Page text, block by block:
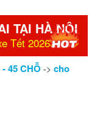
TẠI HÀ NỘI
Tết 2026
45 CHỖ -> cho